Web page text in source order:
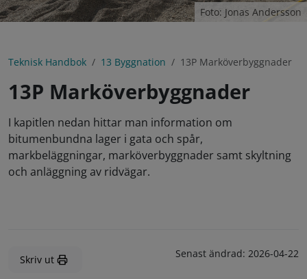
Foto: Jonas Andersson
Teknisk Handbok 13 Byggnation 13P Marköverbyggnader
13P Marköverbyggnader
I kapitlen nedan hittar man information om
bitumenbundna lager i gata och spår,
markbeläggningar, marköverbyggnader samt skyltning
och anläggning av ridvägar.
Skriv ut Senast ändrad: 2026-04-22